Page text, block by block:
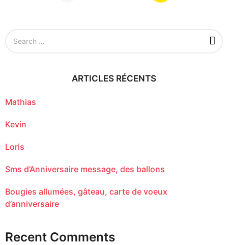
o
:
ARTICLES RÉCENTS
Mathias
Kevin
Loris
Sms d’Anniversaire message, des ballons
Bougies allumées, gâteau, carte de voeux
d’anniversaire
Recent Comments